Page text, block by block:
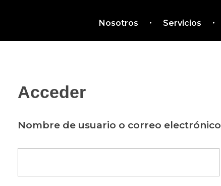
Nosotros Servicios
Acceder
Nombre de usuario o correo electrónico